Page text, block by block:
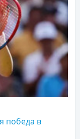
победа в